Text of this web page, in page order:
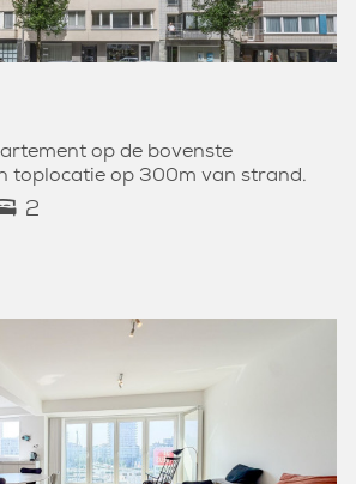
op de bovenste
toplocatie op 300m van strand.
2